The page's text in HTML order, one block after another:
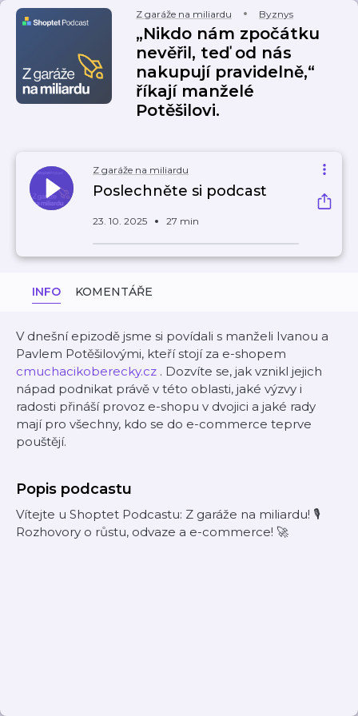
Z garáže na miliardu Byznys
„Nikdo nám zpočátku
nevěřil, teď od nás
nakupují pravidelně,“
říkají manželé
Potěšilovi.
Z garáže na miliardu
Poslechněte si podcast
23. 10. 2025 27 min
INFO KOMENTÁŘE
V dnešní epizodě jsme si povídali s manželi Ivanou a
Pavlem Potěšilovými, kteří stojí za e-shopem
cmuchacikoberecky.cz . Dozvíte se, jak vznikl jejich
nápad podnikat právě v této oblasti, jaké výzvy i
radosti přináší provoz e-shopu v dvojici a jaké rady
mají pro všechny, kdo se do e-commerce teprve
pouštějí.
Popis podcastu
Vítejte u Shoptet Podcastu: Z garáže na miliardu! 🎙️
Rozhovory o růstu, odvaze a e-commerce! 🚀